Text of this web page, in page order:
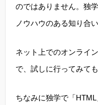
のではありません。独
ノウハウのある知り合
ネット上でのオンライ
で、試しに行ってみて
ちなみに独学で「